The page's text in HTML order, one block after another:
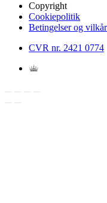
Copyright
Cookiepolitik
Betingelser og
CVR nr. 2421 0774